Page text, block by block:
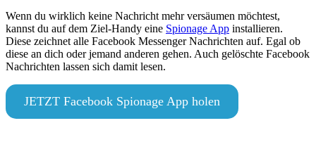
Wenn du wirklich keine Nachricht mehr versäumen möchtest,
kannst du auf dem Ziel-Handy eine Spionage App installieren.
Diese zeichnet alle Facebook Messenger Nachrichten auf. Egal ob
diese an dich oder jemand anderen gehen. Auch gelöschte Facebook
Nachrichten lassen sich damit lesen.
JETZT Facebook Spionage App holen